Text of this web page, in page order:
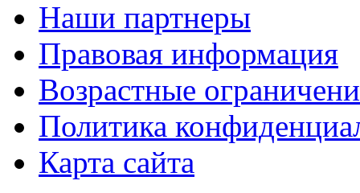
Наши партнеры
Правовая информация
Возрастные
Политика
Карта сайта